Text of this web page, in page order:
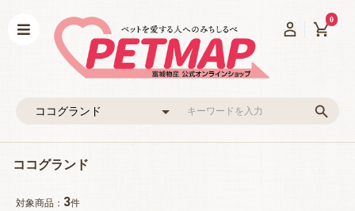
0
ココグランド
対象商品： 3件